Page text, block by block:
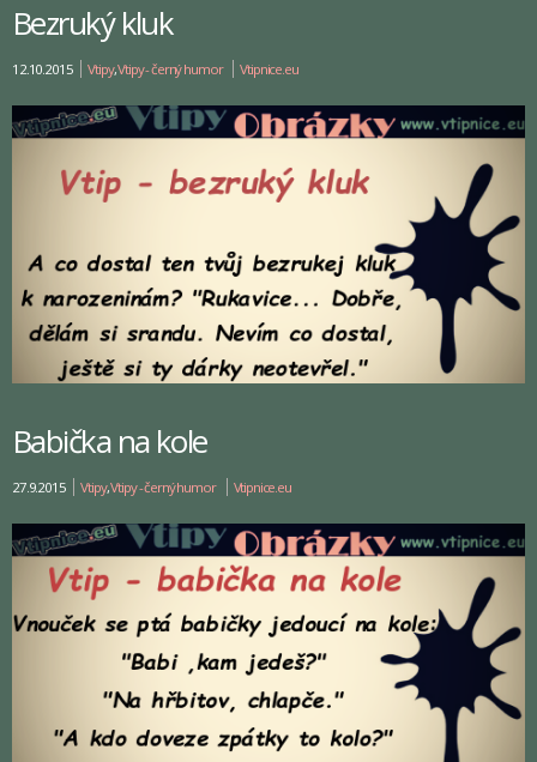
Bezruký kluk
12.10.2015 Vtipy,Vtipy - černý humor Vtipnice.eu
Babička na kole
27.9.2015 Vtipy,Vtipy - černý humor Vtipnice.eu